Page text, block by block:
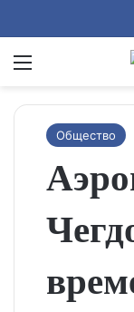
Menu
Общество